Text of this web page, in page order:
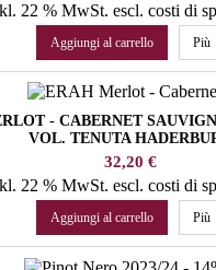
22 % MwSt. escl. costi di
Aggiungi al carrello Più
- CABERNET
VOL. TENUTA
Prezzo
32,20 €
22 % MwSt. escl. costi di
Aggiungi al carrello Più